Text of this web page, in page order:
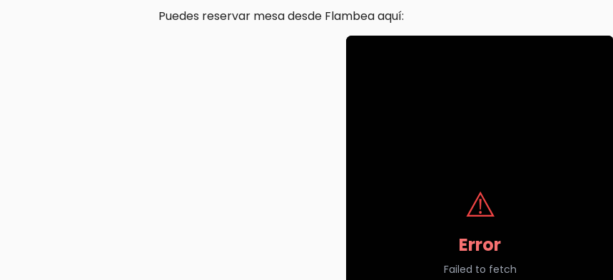
Puedes reservar mesa desde Flambea aquí: